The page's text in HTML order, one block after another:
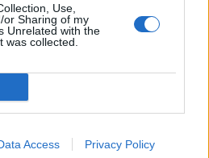
Use,
or Sharing of my
Unrelated with the
was collected.
Access Privacy Policy
πιο ενεργειακά αποδοτικοί.
οι εφαρμογές, τα
στοιχεία που τα παραπάνω
περαιτέρω δίνοντας μας τη
αποτελεσματικές εφαρμογές
διαχειριστούμε έναν τεράστιο
για εξοικονόμηση